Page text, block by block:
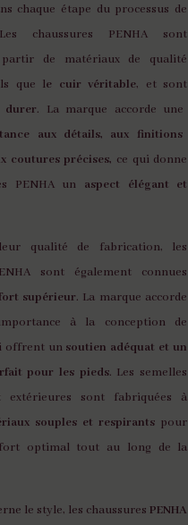
chaque étape du processus de
chaussures PENHA sont
de matériaux de qualité
que le cuir véritable, et sont
durer. La marque accorde une
aux détails, aux finitions
coutures précises, ce qui donne
PENHA un aspect élégant et
qualité de fabrication, les
sont également connues
supérieur. La marque accorde
à la conception de
offrent un soutien adéquat et un
pour les pieds. Les semelles
extérieures sont fabriquées à
souples et respirants pour
optimal tout au long de la
le style, les chaussures PENHA